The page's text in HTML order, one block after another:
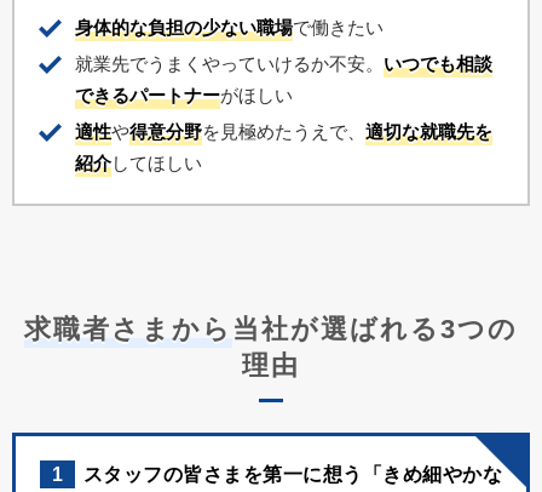
身体的な負担の少ない職場で働きたい
就業先でうまくやっていけるか不安。 いつでも相談
できるパートナーがほしい
適性や得意分野を見極めたうえで、 適切な就職先を
紹介してほしい
求職者さまから 当社が選ばれる3つの
理由
1
スタッフの皆さまを第一に想う「きめ細やかな